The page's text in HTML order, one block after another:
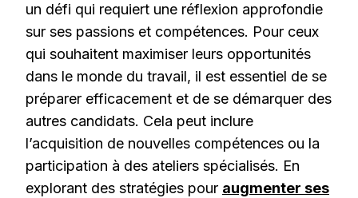
un défi qui requiert une réflexion approfondie
sur ses passions et compétences. Pour ceux
qui souhaitent maximiser leurs opportunités
dans le monde du travail, il est essentiel de se
préparer efficacement et de se démarquer des
autres candidats. Cela peut inclure
l’acquisition de nouvelles compétences ou la
participation à des ateliers spécialisés. En
explorant des stratégies pour augmenter ses